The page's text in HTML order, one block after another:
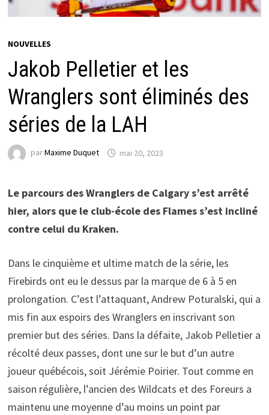
NOUVELLES
Jakob Pelletier et les
Wranglers sont éliminés des
séries de la LAH
parMaxime Duquet mai 20, 2023
Le parcours des Wranglers de Calgary s’est arrêté
hier, alors que le club-école des Flames s’est incliné
contre celui du Kraken.
Dans le cinquième et ultime match de la série, les
Firebirds ont eu le dessus par la marque de 6 à 5 en
prolongation. C’est l’attaquant, Andrew Poturalski, qui a
mis fin aux espoirs des Wranglers en inscrivant son
premier but des séries. Dans la défaite, Jakob Pelletier a
récolté deux passes, dont une sur le but d’un autre
joueur québécois, soit Jérémie Poirier. Tout comme en
saison régulière, l’ancien des Wildcats et des Foreurs a
maintenu une moyenne d’au moins un point par